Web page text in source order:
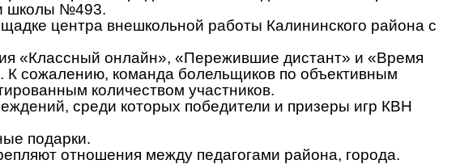
школы №493.
центра внешкольной работы Калининского района с
«Классный онлайн», «Пережившие дистант» и «Время
сожалению, команда болельщиков по объективным
количеством участников.
среди которых победители и призеры игр КВН
подарки.
отношения между педагогами района, города.